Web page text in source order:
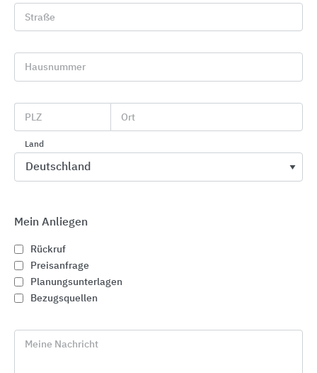
Dallmer
Straße
Hausnummer
PLZ Ort
Land
Mein Anliegen
Rückruf
Preisanfrage
Planungsunterlagen
Bezugsquellen
Meine Nachricht